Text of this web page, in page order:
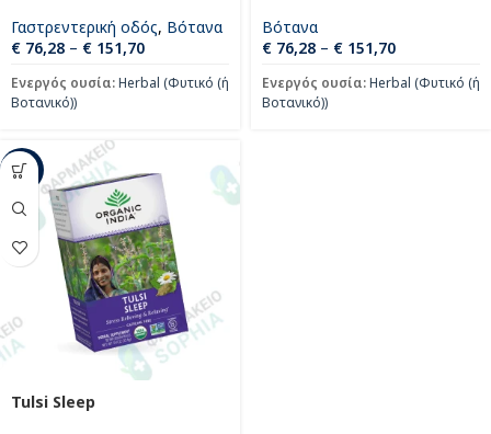
Γαστρεντερική οδός, Βότανα
€ 76,28 – € 151,70
Ενεργός ουσία:Herbal (Φυτικό (ή
Βοτανικό))
Βότανα
€ 76,28 – € 151,70
Ενεργός ουσία:Herbal (Φυτικό (ή
Βοτανικό))
-44%
Tulsi Sleep